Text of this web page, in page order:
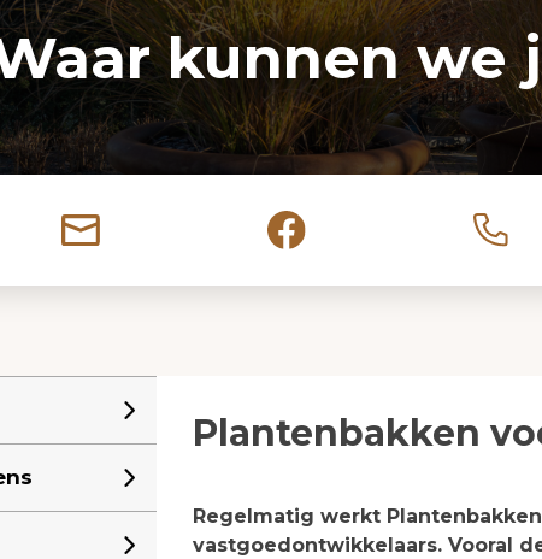
kunnen we
Plantenbakken
Regelmatig werkt
vastgoedontwikkelaars. Vooral